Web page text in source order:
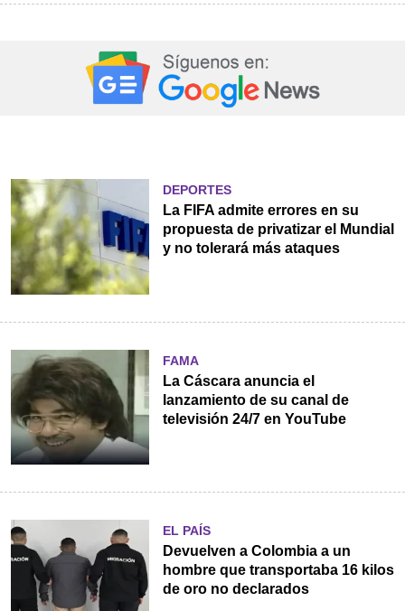
DEPORTES
La FIFA admite errores en su
propuesta de privatizar el Mundial
y no tolerará más ataques
FAMA
La Cáscara anuncia el
lanzamiento de su canal de
televisión 24/7 en YouTube
EL PAÍS
Devuelven a Colombia a un
hombre que transportaba 16 kilos
de oro no declarados